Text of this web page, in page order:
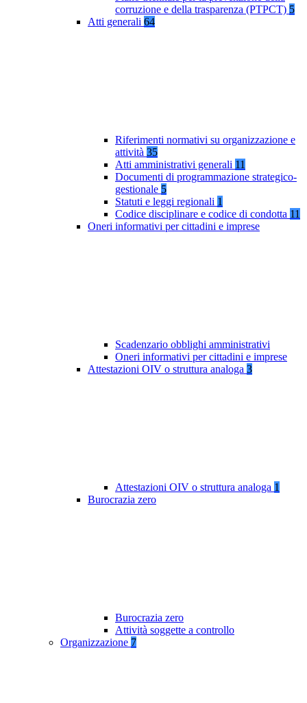
corruzione e della trasparenza (PTPCT) 5
Atti generali 64
Riferimenti normativi su organizzazione e
attività 35
Atti amministrativi generali 11
Documenti di programmazione strategico-
gestionale 5
Statuti e leggi regionali 1
Codice disciplinare e codice di condotta 11
Oneri informativi per cittadini e imprese
Scadenzario obblighi amministrativi
Oneri informativi per cittadini e imprese
Attestazioni OIV o struttura analoga 3
Attestazioni OIV o struttura analoga 1
Burocrazia zero
Burocrazia zero
Attività soggette a controllo
Organizzazione 7